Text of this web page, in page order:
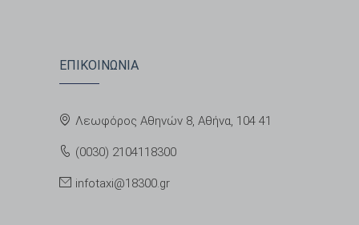
ΕΠΙΚΟΙΝΩΝΙΑ
Λεωφόρος Αθηνών 8, Αθήνα, 104 41
(0030) 2104118300
infotaxi@18300.gr